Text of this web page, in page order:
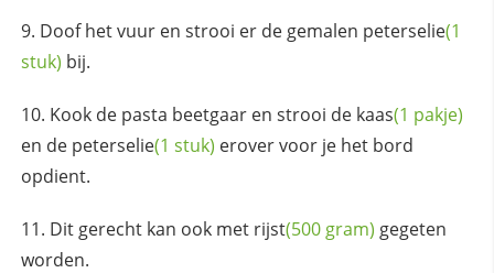
Doof het vuur en strooi er de gemalen peterselie(1
stuk) bij.
Kook de pasta beetgaar en strooi de kaas(1 pakje)
en de peterselie(1 stuk) erover voor je het bord
opdient.
Dit gerecht kan ook met rijst(500 gram) gegeten
worden.